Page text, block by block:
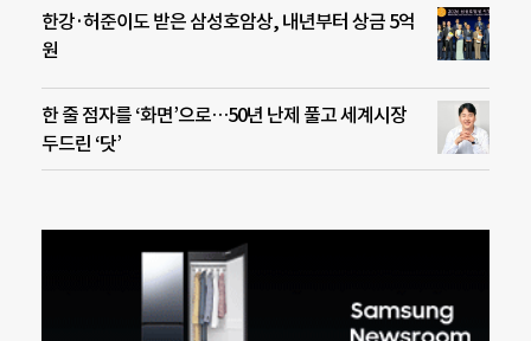
한강·허준이도 받은 삼성호암상, 내년부터 상금 5억
원
한 줄 점자를 ‘화면’으로…50년 난제 풀고 세계시장
두드린 ‘닷’